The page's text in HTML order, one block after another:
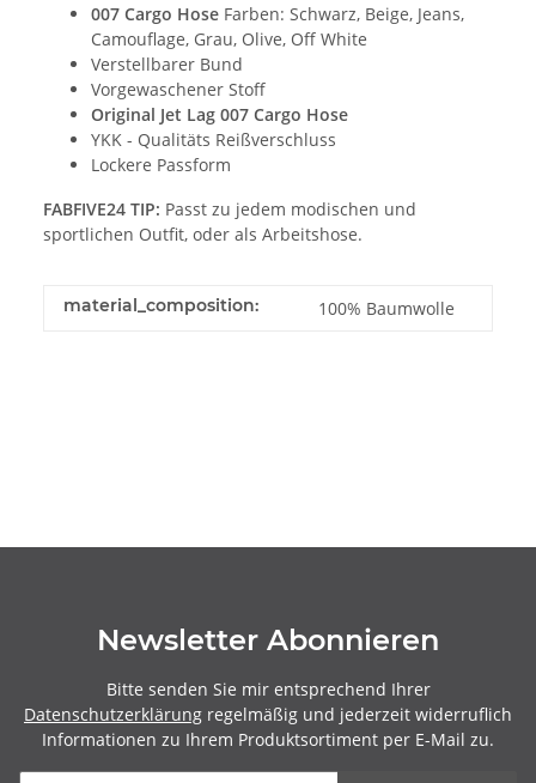
007 Cargo Hose Farben: Schwarz, Beige, Jeans,
Camouflage, Grau, Olive, Off White
Verstellbarer Bund
Vorgewaschener Stoff
Original Jet Lag 007 Cargo Hose
YKK - Qualitäts Reißverschluss
Lockere Passform
FABFIVE24 TIP: Passt zu jedem modischen und
sportlichen Outfit, oder als Arbeitshose.
material_composition: 100% Baumwolle
Newsletter Abonnieren
Bitte senden Sie mir entsprechend Ihrer
Datenschutzerklärung regelmäßig und jederzeit widerruflich
Informationen zu Ihrem Produktsortiment per E-Mail zu.